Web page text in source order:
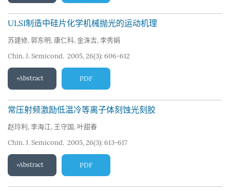
ULSI制造中硅片化学机械抛光的运动机理
苏建修, 郭东明 , 康仁科, 金洙吉, 李秀娟
Chin. J. Semicond. 2005, 26(3): 606-612
Abstract PDF
常压射频激励低温冷等离子体刻蚀光刻胶
赵玲利 , 李海江, 王守国 , 叶甜春
Chin. J. Semicond. 2005, 26(3): 613-617
Abstract PDF